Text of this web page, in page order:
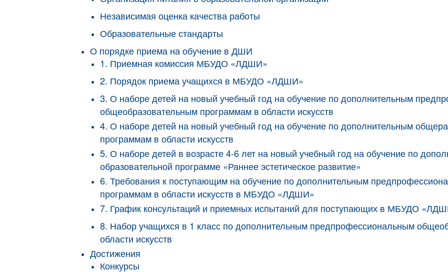
Независимая оценка качества работы
Образовательные стандарты
О порядке приема на обучение в ДШИ
1. Приемная комиссия МБУДО «ЛДШИ»
2. Порядок приема учащихся в МБУДО «ЛДШИ»
3. О наборе детей на новый учебный год на обучение по дополнительным
общеобразовательным программам в области искусств
4. О наборе детей на новый учебный год на обучение по дополнительным
программам в области искусств
5. О наборе детей в возрасте 4-6 лет на новый учебный год на обучение по
образовательной программе «Раннее эстетическое развитие»
6. Требования к поступающим на обучение по дополнительным
программам в области искусств в МБУДО «ЛДШИ»
7. График консультаций и приемных испытаний для поступающих в МБУДО
8. Набор учащихся в 1 класс по дополнительным предпрофессиональным
области искусств
Достижения
Конкурсы